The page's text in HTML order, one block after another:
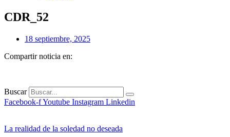
CDR_52
18 septiembre, 2025
Compartir noticia en:
Buscar
Facebook-fYoutube Instagram Linkedin
La realidad de la soledad no deseada